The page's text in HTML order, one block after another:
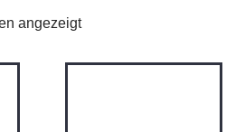
angezeigt